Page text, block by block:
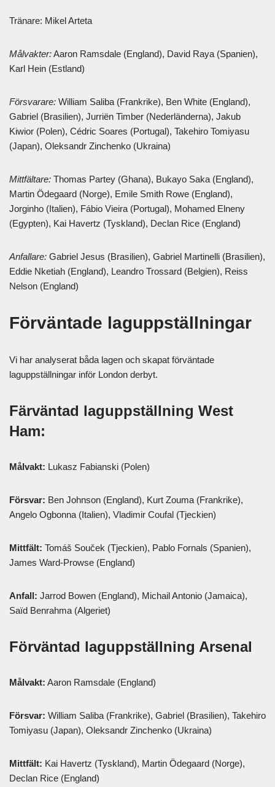
Tränare: Mikel Arteta
Målvakter:Aaron Ramsdale (England), David Raya (Spanien),
Karl Hein (Estland)
Försvarare: William Saliba (Frankrike), Ben White (England),
Gabriel (Brasilien), Jurriën Timber (Nederländerna), Jakub
Kiwior (Polen), Cédric Soares (Portugal), Takehiro Tomiyasu
(Japan), Oleksandr Zinchenko (Ukraina)
Mittfältare: Thomas Partey (Ghana), Bukayo Saka (England),
Martin Ödegaard (Norge), Emile Smith Rowe (England),
Jorginho (Italien), Fábio Vieira (Portugal), Mohamed Elneny
(Egypten), Kai Havertz (Tyskland), Declan Rice (England)
Anfallare: Gabriel Jesus (Brasilien), Gabriel Martinelli (Brasilien),
Eddie Nketiah (England), Leandro Trossard (Belgien), Reiss
Nelson (England)
Förväntade laguppställningar
Vi har analyserat båda lagen och skapat förväntade
laguppställningar inför London derbyt.
Färväntad laguppställning West
Ham:
Målvakt: Lukasz Fabianski (Polen)
Försvar: Ben Johnson (England), Kurt Zouma (Frankrike),
Angelo Ogbonna (Italien), Vladimir Coufal (Tjeckien)
Mittfält: Tomáš Souček (Tjeckien), Pablo Fornals (Spanien),
James Ward-Prowse (England)
Anfall: Jarrod Bowen (England), Michail Antonio (Jamaica),
Saïd Benrahma (Algeriet)
Förväntad laguppställning Arsenal
Målvakt: Aaron Ramsdale (England)
Försvar: William Saliba (Frankrike), Gabriel (Brasilien), Takehiro
Tomiyasu (Japan), Oleksandr Zinchenko (Ukraina)
Mittfält: Kai Havertz (Tyskland), Martin Ödegaard (Norge),
Declan Rice (England)